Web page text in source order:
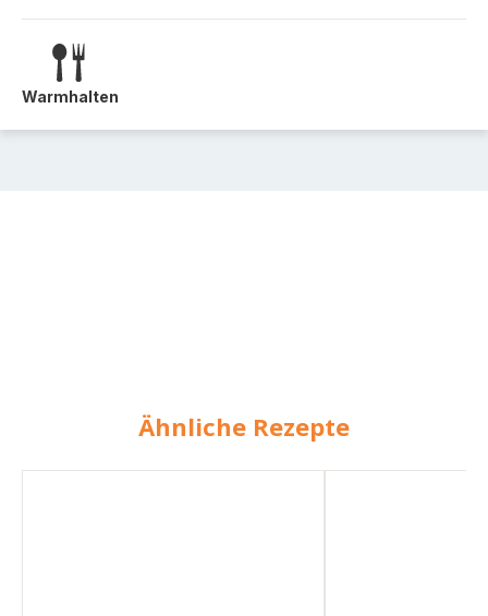
Warmhalten
Ähnliche Rezepte